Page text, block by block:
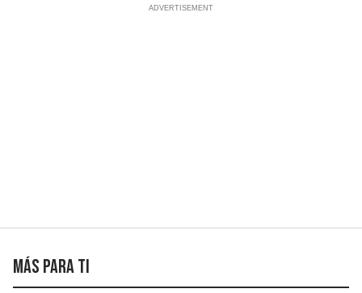
Más para ti